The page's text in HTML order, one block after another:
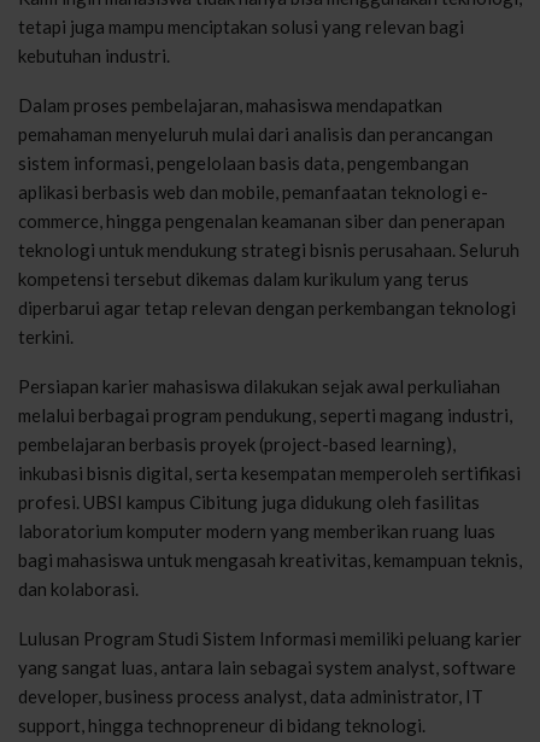
tetapi juga mampu menciptakan solusi yang relevan bagi
kebutuhan industri.
Dalam proses pembelajaran, mahasiswa mendapatkan
pemahaman menyeluruh mulai dari analisis dan perancangan
sistem informasi, pengelolaan basis data, pengembangan
aplikasi berbasis web dan mobile, pemanfaatan teknologi e-
commerce, hingga pengenalan keamanan siber dan penerapan
teknologi untuk mendukung strategi bisnis perusahaan. Seluruh
kompetensi tersebut dikemas dalam kurikulum yang terus
diperbarui agar tetap relevan dengan perkembangan teknologi
terkini.
Persiapan karier mahasiswa dilakukan sejak awal perkuliahan
melalui berbagai program pendukung, seperti magang industri,
pembelajaran berbasis proyek (project-based learning),
inkubasi bisnis digital, serta kesempatan memperoleh sertifikasi
profesi. UBSI kampus Cibitung juga didukung oleh fasilitas
laboratorium komputer modern yang memberikan ruang luas
bagi mahasiswa untuk mengasah kreativitas, kemampuan teknis,
dan kolaborasi.
Lulusan Program Studi Sistem Informasi memiliki peluang karier
yang sangat luas, antara lain sebagai system analyst, software
developer, business process analyst, data administrator, IT
support, hingga technopreneur di bidang teknologi.